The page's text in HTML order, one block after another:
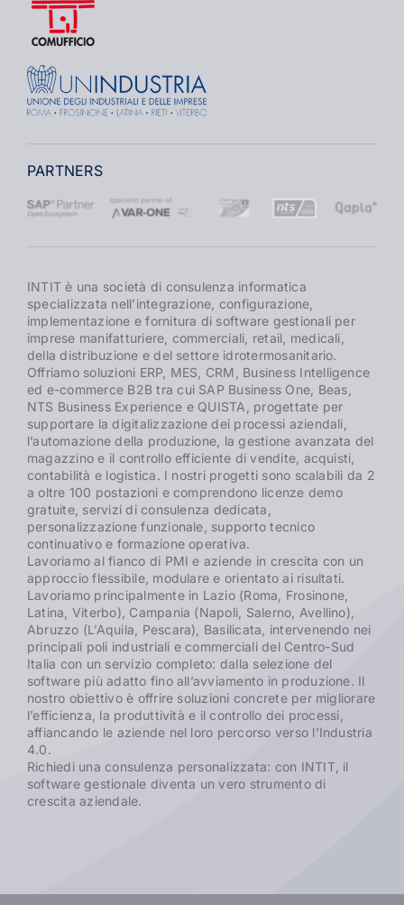
PARTNERS
INTIT è una società di consulenza informatica
specializzata nell’integrazione, configurazione,
implementazione e fornitura di software gestionali per
imprese manifatturiere, commerciali, retail, medicali,
della distribuzione e del settore idrotermosanitario.
Offriamo soluzioni ERP, MES, CRM, Business Intelligence
ed e-commerce B2B tra cui SAP Business One, Beas,
NTS Business Experience e QUISTA, progettate per
supportare la digitalizzazione dei processi aziendali,
l’automazione della produzione, la gestione avanzata del
magazzino e il controllo efficiente di vendite, acquisti,
contabilità e logistica. I nostri progetti sono scalabili da 2
a oltre 100 postazioni e comprendono licenze demo
gratuite, servizi di consulenza dedicata,
personalizzazione funzionale, supporto tecnico
continuativo e formazione operativa.
Lavoriamo al fianco di PMI e aziende in crescita con un
approccio flessibile, modulare e orientato ai risultati.
Lavoriamo principalmente in Lazio (Roma, Frosinone,
Latina, Viterbo), Campania (Napoli, Salerno, Avellino),
Abruzzo (L’Aquila, Pescara), Basilicata, intervenendo nei
principali poli industriali e commerciali del Centro-Sud
Italia con un servizio completo: dalla selezione del
software più adatto fino all’avviamento in produzione. Il
nostro obiettivo è offrire soluzioni concrete per migliorare
l’efficienza, la produttività e il controllo dei processi,
affiancando le aziende nel loro percorso verso l’Industria
4.0.
Richiedi una consulenza personalizzata: con INTIT, il
software gestionale diventa un vero strumento di
crescita aziendale.